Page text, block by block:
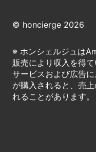
© honcierge 2026
※ ホンシェルジュは
販売により収入を得
サービスおよび広告
が購入されると、売
れることがあります。